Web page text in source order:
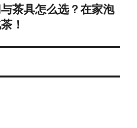
茶具怎么选？在家泡
！